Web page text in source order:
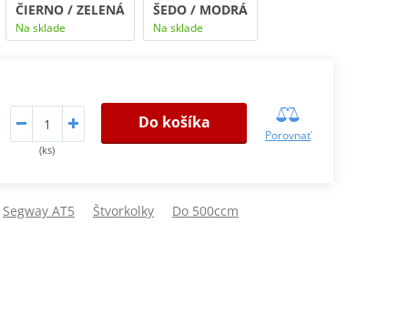
ČIERNO / ZELENÁ
Na sklade
ŠEDO / MODRÁ
Na sklade
(ks)
Do košíka
Porovnať
Segway AT5 Štvorkolky Do 500ccm